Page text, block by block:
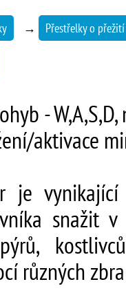
→ Přestřelky o přežití
-
aktivace
je
snažit
různých